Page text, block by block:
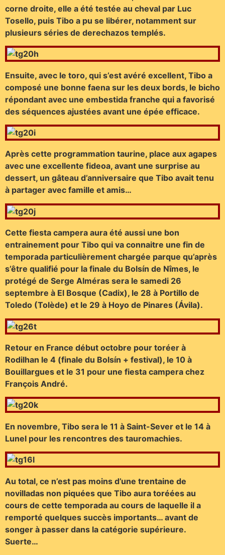
corne droite, elle a été testée au cheval par Luc
Tosello, puis Tibo a pu se libérer, notamment sur
plusieurs séries de derechazos templés.
Ensuite, avec le toro, qui s’est avéré excellent, Tibo a
composé une bonne faena sur les deux bords, le bicho
répondant avec une embestida franche qui a favorisé
des séquences ajustées avant une épée efficace.
Après cette programmation taurine, place aux agapes
avec une excellente fideoa, avant une surprise au
dessert, un gâteau d’anniversaire que Tibo avait tenu
à partager avec famille et amis…
Cette fiesta campera aura été aussi une bon
entrainement pour Tibo qui va connaitre une fin de
temporada particulièrement chargée parque qu’après
s’être qualifié pour la finale du Bolsín de Nîmes, le
protégé de Serge Alméras sera le samedi 26
septembre à El Bosque (Cadix), le 28 à Portillo de
Toledo (Tolède) et le 29 à Hoyo de Pinares (Ávila).
Retour en France début octobre pour toréer à
Rodilhan le 4 (finale du Bolsín + festival), le 10 à
Bouillargues et le 31 pour une fiesta campera chez
François André.
En novembre, Tibo sera le 11 à Saint-Sever et le 14 à
Lunel pour les rencontres des tauromachies.
Au total, ce n’est pas moins d’une trentaine de
novilladas non piquées que Tibo aura toréées au
cours de cette temporada au cours de laquelle il a
remporté quelques succès importants… avant de
songer à passer dans la catégorie supérieure.
Suerte…